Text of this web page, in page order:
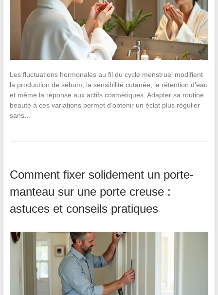
Les fluctuations hormonales au fil du cycle menstruel modifient
la production de sébum, la sensibilité cutanée, la rétention d’eau
et même la réponse aux actifs cosmétiques. Adapter sa routine
beauté à ces variations permet d’obtenir un éclat plus régulier
sans…
Comment fixer solidement un porte-
manteau sur une porte creuse :
astuces et conseils pratiques